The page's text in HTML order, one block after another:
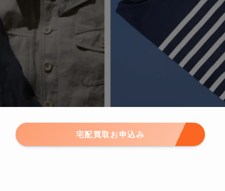
宅配買取お申込み